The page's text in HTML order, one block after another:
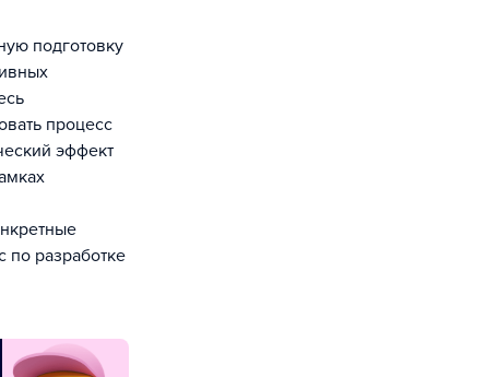
подготовку
процесс
эффект
по разработке